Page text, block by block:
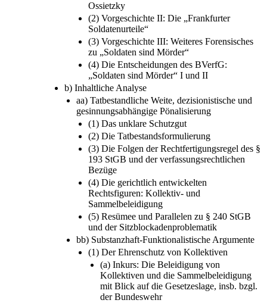
Ossietzky
(2) Vorgeschichte II: Die „Frankfurter
Soldatenurteile“
(3) Vorgeschichte III: Weiteres Forensisches
zu „Soldaten sind Mörder“
(4) Die Entscheidungen des BVerfG:
„Soldaten sind Mörder“ I und II
b) Inhaltliche Analyse
aa) Tatbestandliche Weite, dezisionistische und
gesinnungsabhängige Pönalisierung
(1) Das unklare Schutzgut
(2) Die Tatbestandsformulierung
(3) Die Folgen der Rechtfertigungsregel des §
193 StGB und der verfassungsrechtlichen
Bezüge
(4) Die gerichtlich entwickelten
Rechtsfiguren: Kollektiv- und
Sammelbeleidigung
(5) Resümee und Parallelen zu § 240 StGB
und der Sitzblockadenproblematik
bb) Substanzhaft-Funktionalistische Argumente
(1) Der Ehrenschutz von Kollektiven
(a) Inkurs: Die Beleidigung von
Kollektiven und die Sammelbeleidigung
mit Blick auf die Gesetzeslage, insb. bzgl.
der Bundeswehr